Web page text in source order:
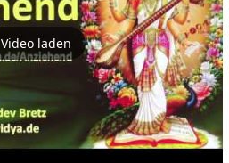
Video laden